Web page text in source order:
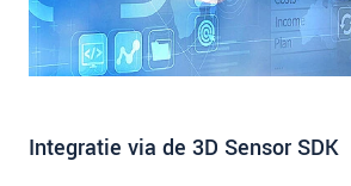
Integratie via de 3D Sensor SDK